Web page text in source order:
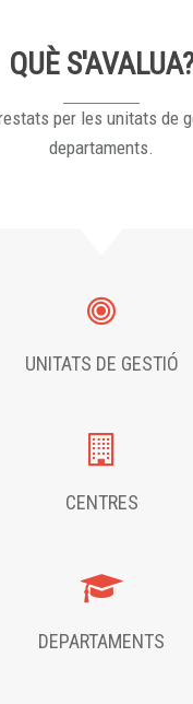
QUÈ
per les unitats de
departaments.
UNITATS DE GESTIÓ
CENTRES
DEPARTAMENTS